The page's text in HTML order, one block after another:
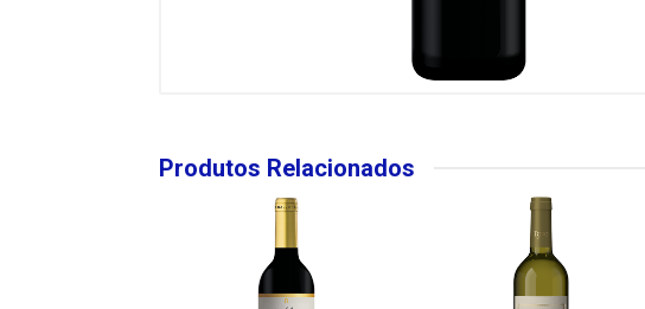
Produtos Relacionados